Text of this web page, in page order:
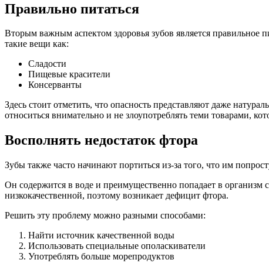
Правильно питаться
Вторым важным аспектом здоровья зубов является правильное
такие вещи как:
Сладости
Пищевые красители
Консерванты
Здесь стоит отметить, что опасность представляют даже
относиться внимательно и не злоупотреблять теми товарами,
Восполнять недостаток фтора
Зубы также часто начинают портиться из-за того, что им
Он содержится в воде и преимущественно попадает в организм
низкокачественной, поэтому возникает дефицит фтора.
Решить эту проблему можно разными способами:
Найти источник качественной воды
Использовать специальные ополаскиватели
Употреблять больше морепродуктов